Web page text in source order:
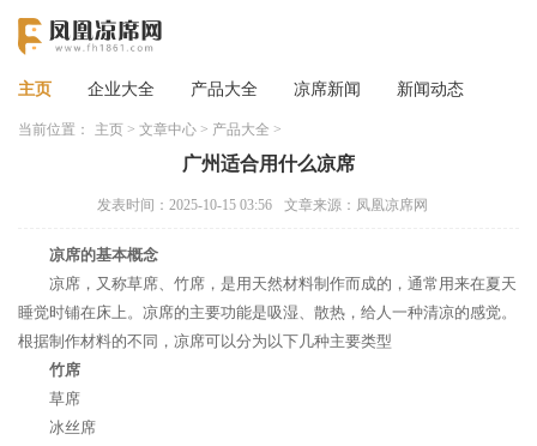
主页 企业大全 产品大全 凉席新闻 新闻动态
当前位置： 主页 > 文章中心 > 产品大全 >
广州适合用什么凉席
发表时间：2025-10-15 03:56 文章来源：凤凰凉席网
凉席的基本概念
凉席，又称草席、竹席，是用天然材料制作而成的，通常用来在夏天
睡觉时铺在床上。凉席的主要功能是吸湿、散热，给人一种清凉的感觉。
根据制作材料的不同，凉席可以分为以下几种主要类型
竹席
草席
冰丝席